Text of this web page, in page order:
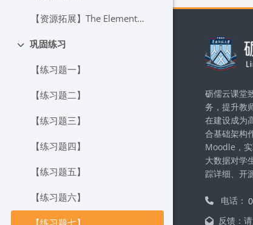
【资源拓展】The Elements of Style
Свернуть
巩固练习
【练习题一】
【练习题二】
【练习题三】
【练习题四】
【练习题五】
【练习题六】
砺儒云课堂
务，提升教
在建设成为
合基础架构
Moodle，
大数据对学
踪详细、开
电话：
反馈：请